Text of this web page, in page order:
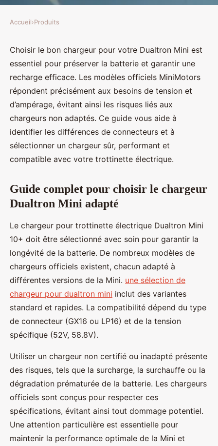
Chargeur dualtron mini : guide
pour choisir le bon modèle
Ilyan•23 octobre 2025•3 min de lecture
Accueil›Produits
Choisir le bon chargeur pour votre Dualtron Mini est
essentiel pour préserver la batterie et garantir une
recharge efficace. Les modèles officiels MiniMotors
répondent précisément aux besoins de tension et
d’ampérage, évitant ainsi les risques liés aux
chargeurs non adaptés. Ce guide vous aide à
identifier les différences de connecteurs et à
sélectionner un chargeur sûr, performant et
compatible avec votre trottinette électrique.
Guide complet pour choisir le chargeur
Dualtron Mini adapté
Le chargeur pour trottinette électrique Dualtron Mini
10+ doit être sélectionné avec soin pour garantir la
longévité de la batterie. De nombreux modèles de
chargeurs officiels existent, chacun adapté à
différentes versions de la Mini. une sélection de
chargeur pour dualtron mini inclut des variantes
standard et rapides. La compatibilité dépend du type
de connecteur (GX16 ou LP16) et de la tension
spécifique (52V, 58.8V).
Utiliser un chargeur non certifié ou inadapté présente
des risques, tels que la surcharge, la surchauffe ou la
dégradation prématurée de la batterie. Les chargeurs
officiels sont conçus pour respecter ces
spécifications, évitant ainsi tout dommage potentiel.
Une attention particulière est essentielle pour
maintenir la performance optimale de la Mini et